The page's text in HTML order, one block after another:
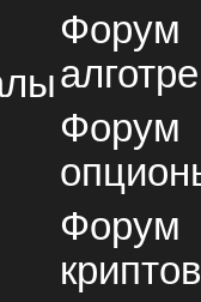
Форум
Форум
Форум